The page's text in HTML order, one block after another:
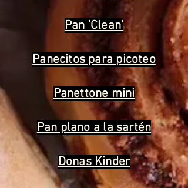
Pan 'Clean'
Panecitos para picoteo
Panettone mini
Pan plano a la sartén
Donas Kinder